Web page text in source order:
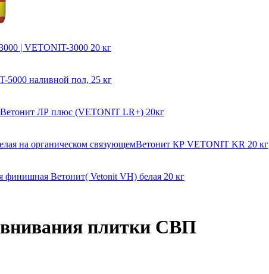
| VETONIT-3000 20 кг
5000 наливной пол, 25 кг
ЛР плюс (VETONIT LR+) 20кг
на органическом связующемВетонит КР VETONIT KR 20 кг
финишная Ветонит( Vetonit VH) белая 20 кг
плитки СВП